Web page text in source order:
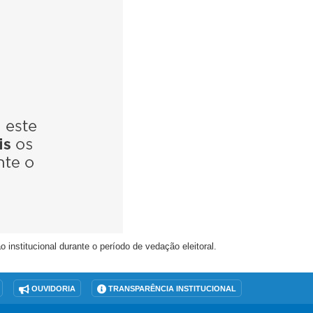
institucional durante o período de vedação eleitoral.
OUVIDORIA TRANSPARÊNCIA INSTITUCIONAL